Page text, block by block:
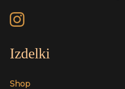
Izdelki
Shop